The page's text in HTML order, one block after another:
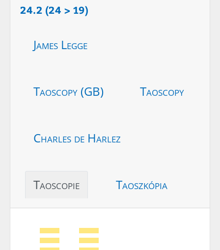
24.2 (24 > 19)
James Legge
Taoscopy (GB) Taoscopy
Charles de Harlez
Taoscopie Taoszkópia